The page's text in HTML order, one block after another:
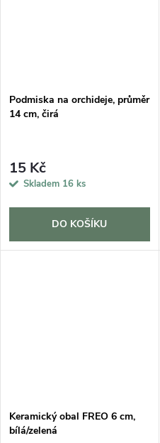
Podmiska na orchideje, průměr
14 cm, čirá
15 Kč
Skladem 16 ks
DO KOŠÍKU
Keramický obal FREO 6 cm,
bílá/zelená